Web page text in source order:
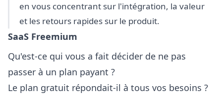
en vous concentrant sur l'intégration, la valeur
et les retours rapides sur le produit.
SaaS Freemium
Qu'est-ce qui vous a fait décider de ne pas
passer à un plan payant ?
Le plan gratuit répondait-il à tous vos besoins ?